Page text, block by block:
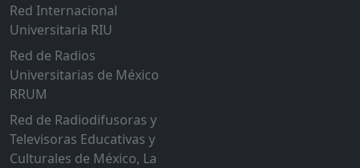
Red Internacional
Universitaria RIU
Red de Radios
Universitarias de México
RRUM
Red de Radiodifusoras y
Televisoras Educativas y
Culturales de México, La